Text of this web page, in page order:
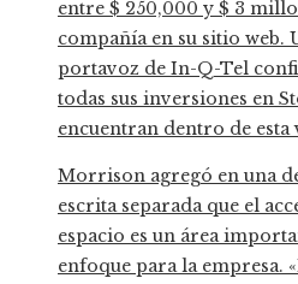
entre $ 250,000 y $ 3
compañía en su sitio web.
portavoz de In-Q-Tel
todas sus inversiones en
encuentran dentro de esta
Morrison agregó en una
escrita separada que el
espacio es un área
enfoque para la empresa.